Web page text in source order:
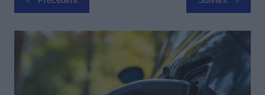
de
l’article